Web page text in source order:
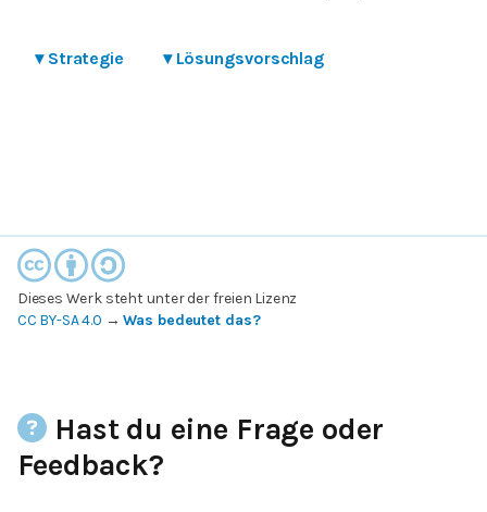
▾ Strategie ▾ Lösungsvorschlag
Dieses Werk steht unter der freien Lizenz
CC BY-SA 4.0 →Was bedeutet das?
Hast du eine Frage oder
Feedback?